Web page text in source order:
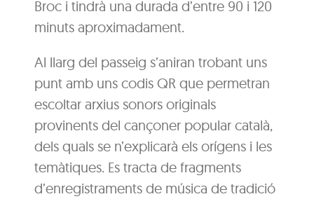
Broc i tindrà una durada d’entre 90 i 120
minuts aproximadament.
Al llarg del passeig s’aniran trobant uns
punt amb uns codis QR que permetran
escoltar arxius sonors originals
provinents del cançoner popular català,
dels quals se n’explicarà els orígens i les
temàtiques. Es tracta de fragments
d’enregistraments de música de tradició